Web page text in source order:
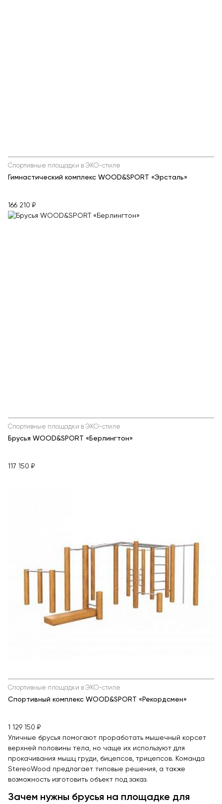
Спортивные площадки в ЭКО-стиле
Гимнастический комплекс WOOD&SPORT «Эрсталь»
166 210 ₽
Спортивные площадки в ЭКО-стиле
Брусья WOOD&SPORT «Берлингтон»
117 150 ₽
Спортивные площадки в ЭКО-стиле
Спортивный комплекс WOOD&SPORT «Рекордсмен»
1 129 150 ₽
Уличные брусья помогают проработать мышечный корсет
верхней половины тела, но чаще их используют для
прокачивания мышц груди, бицепсов, трицепсов. Команда
StereoWood предлагает типовые решения, а также
возможность изготовить объект под заказ.
Зачем нужны брусья на площадке для